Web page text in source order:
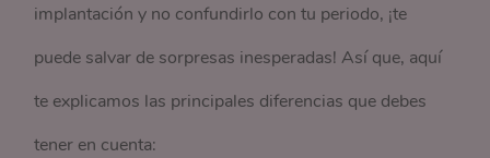
implantación y no confundirlo con tu periodo, ¡te
puede salvar de sorpresas inesperadas! Así que, aquí
te explicamos las principales diferencias que debes
tener en cuenta: